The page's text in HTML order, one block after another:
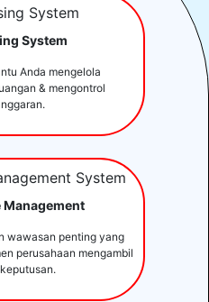
System
Anda mengelola
& mengontrol
Management
wawasan penting yang
perusahaan mengambil